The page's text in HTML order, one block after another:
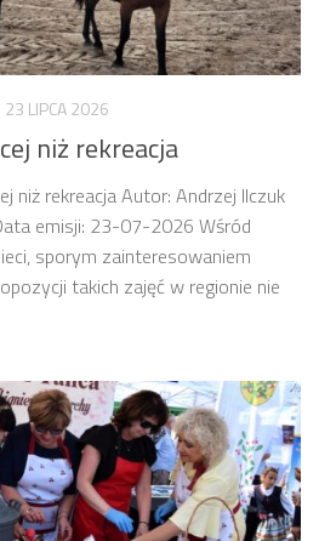
23 LIPCA 2026
niż rekreacja
niż rekreacja Autor: Andrzej Ilczuk
emisji: 23-07-2026 Wśród
sporym zainteresowaniem
takich zajęć w regionie nie